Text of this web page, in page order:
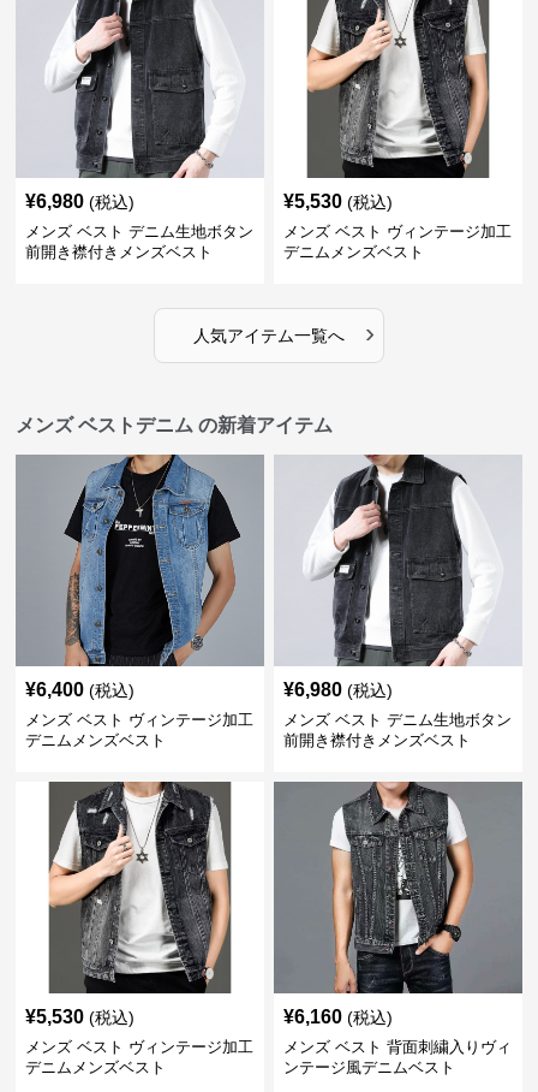
¥6,980 (税込)
メンズ ベスト デニム生地ボタン
前開き襟付きメンズベスト
¥5,530 (税込)
メンズ ベスト ヴィンテージ加工
デニムメンズベスト
人気アイテム一覧へ ›
メンズ ベストデニム の新着アイテム
¥6,400 (税込)
メンズ ベスト ヴィンテージ加工
デニムメンズベスト
¥6,980 (税込)
メンズ ベスト デニム生地ボタン
前開き襟付きメンズベスト
¥5,530 (税込)
メンズ ベスト ヴィンテージ加工
デニムメンズベスト
¥6,160 (税込)
メンズ ベスト 背面刺繍入りヴィ
ンテージ風デニムベスト